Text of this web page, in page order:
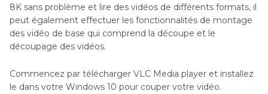
8K sans problème et lire des vidéos de différents formats, il
peut également effectuer les fonctionnalités de montage
des vidéo de base qui comprend la découpe et le
découpage des vidéos.
Commencez par télécharger VLC Media player et installez
le dans votre Windows 10 pour couper votre vidéo.